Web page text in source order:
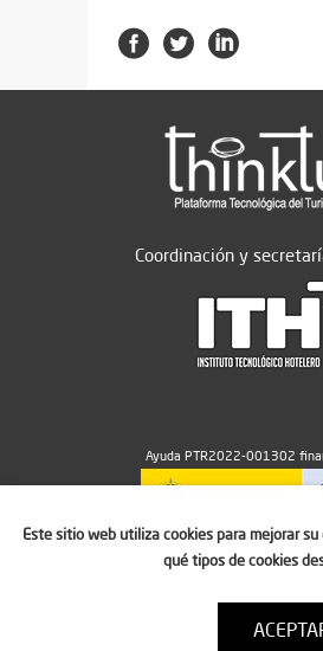
Coordinación y
Ayuda PTR2022-001302
MICIU/AEI/10.13039/
Política de cookies
Este sitio web utiliza cookies para mejorar
qué tipos de cookies